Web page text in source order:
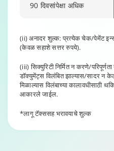
90 दिवसांपेक्षा अधिक
(ii) अनादर शुल्क: प्रत्येक चेक/पेमेंट
(केवळ सहाशे सत्तर रुपये).
(iii) सिक्युरिटी निर्मित न करणे/
डॉक्युमेंट्स विलंबित झाल्यास/सादर न
मिळाल्यास विलंबाच्या कालावधीसाठी
आकारले जाईल.
*लागू टॅक्ससह भरावयाचे शुल्क